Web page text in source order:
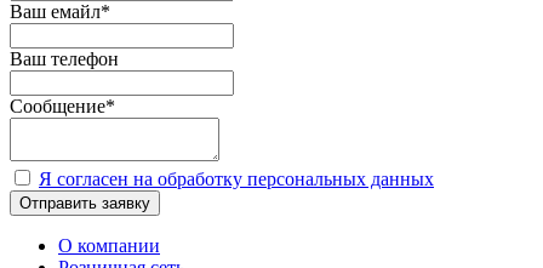
Ваш емайл*
Ваш телефон
Сообщение*
Я согласен на обработку персональных данных
Отправить заявку
О компании